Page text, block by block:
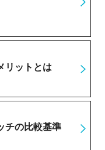
リットとは
チの比較基準